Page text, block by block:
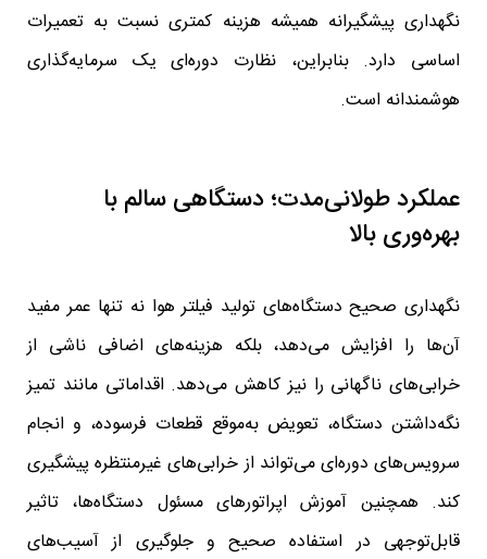
نگهداری پیشگیرانه همیشه هزینه کمتری نسبت به تعمیرات
اساسی دارد. بنابراین، نظارت دوره‌ای یک سرمایه‌گذاری
هوشمندانه است.
عملکرد طولانی‌مدت؛ دستگاهی سالم با
بهره‌وری بالا
نگهداری صحیح دستگاه‌های تولید فیلتر هوا نه تنها عمر مفید
آن‌ها را افزایش می‌دهد، بلکه هزینه‌های اضافی ناشی از
خرابی‌های ناگهانی را نیز کاهش می‌دهد. اقداماتی مانند تمیز
نگه‌داشتن دستگاه، تعویض به‌موقع قطعات فرسوده، و انجام
سرویس‌های دوره‌ای می‌تواند از خرابی‌های غیرمنتظره پیشگیری
کند. همچنین آموزش اپراتورهای مسئول دستگاه‌ها، تاثیر
قابل‌توجهی در استفاده صحیح و جلوگیری از آسیب‌های